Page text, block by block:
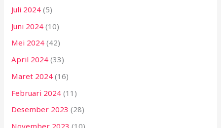
Juli 2024 (5)
Juni 2024 (10)
Mei 2024 (42)
April 2024 (33)
Maret 2024 (16)
Februari 2024 (11)
Desember 2023 (28)